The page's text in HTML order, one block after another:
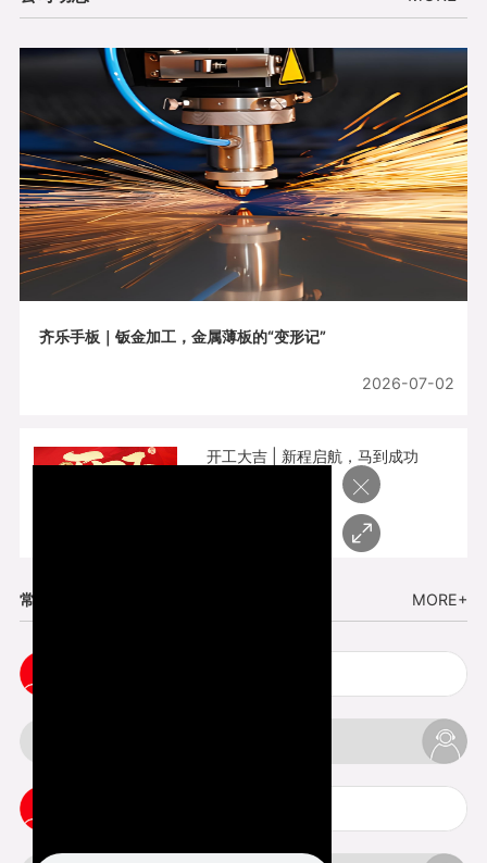
齐乐手板｜钣金加工，金属薄板的“变形记”
2026-07-02
开工大吉 | 新程启航，马到成功
常见问题 MORE+
×